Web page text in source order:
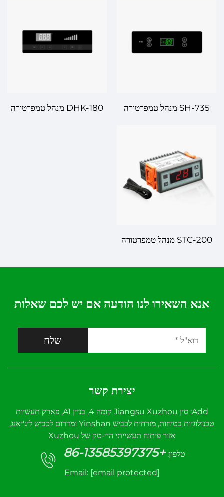
SH-735 מנהל טמפרטורה
DHK-180 מנהל טמפרטורה
STC-200 מנהל טמפרטורה
טמפרטורה עבור יישומים שונים
אנא השאירו לנו הודעה אם יש לכם שאלות
שלח
יצירת קשר
Add: סין Jiangsu Xuzhou קומה 4, בניין A1, פארק תעשיות
טכנולוגיות בטיחות, מזרחית לכביש Yinshan ומדרום לכביש ליג'יאנג,
אזור פיתוח תעשייתי היי-טק של Xuzhou
טלפון: +86-13585397375
Email: [email protected]